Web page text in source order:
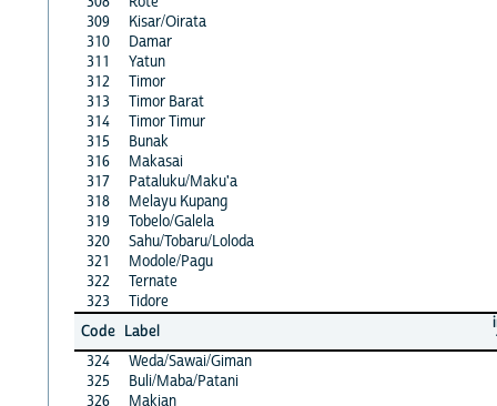
309
Kisar/Oirata
310
Damar
311
Yatun
312
Timor
313
Timor Barat
314
Timor Timur
315
Bunak
316
Makasai
317
Pataluku/Maku'a
318
Melayu Kupang
319
Tobelo/Galela
320
Sahu/Tobaru/Loloda
321
Modole/Pagu
322
Ternate
323
Tidore
Code Label
324
Weda/Sawai/Giman
325
Buli/Maba/Patani
326
Makian